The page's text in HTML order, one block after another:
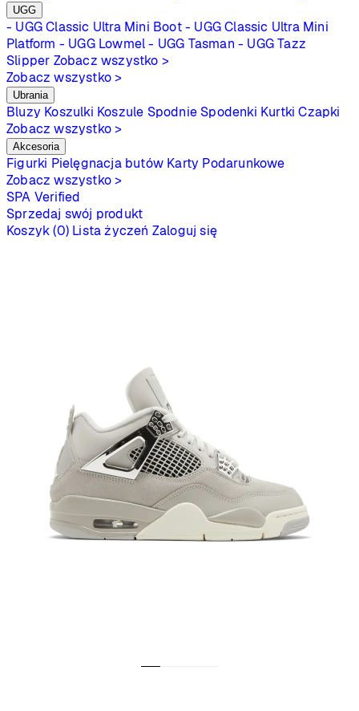
UGG
- UGG Classic Ultra Mini Boot - UGG Classic Ultra Mini
Platform - UGG Lowmel - UGG Tasman - UGG Tazz
Slipper Zobacz wszystko >
Zobacz wszystko >
Ubrania
Bluzy Koszulki Koszule Spodnie Spodenki Kurtki Czapki
Zobacz wszystko >
Akcesoria
Figurki Pielęgnacja butów Karty Podarunkowe
Zobacz wszystko >
SPA Verified
Sprzedaj swój produkt
Koszyk (0) Lista życzeń Zaloguj się